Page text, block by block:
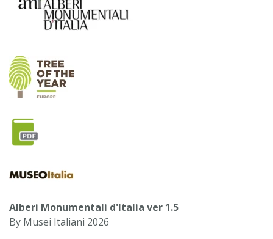
Alberi Monumentali d'Italia ver 1.5
By Musei Italiani 2026